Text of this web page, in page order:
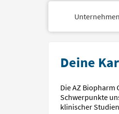
Deine
Die AZ Biopharm
Schwerpunkte
klinischer